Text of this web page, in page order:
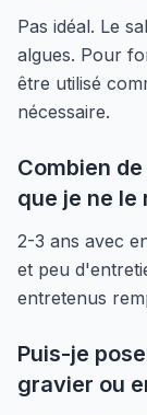
Pas idéal. Le
algues. Pour
être utilisé
nécessaire.
Combien
que je ne le
2-3 ans avec
et peu
entretenus
Puis-je
gravier ou